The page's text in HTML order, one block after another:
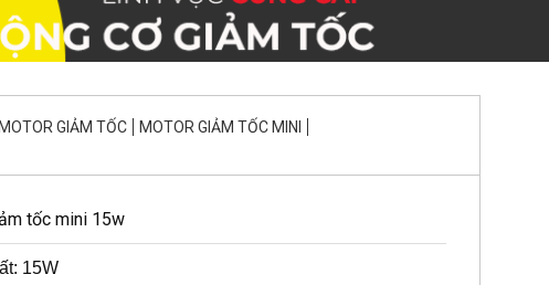
MOTOR GIẢM TỐC
MOTOR GIẢM TỐC MINI
tốc mini 15w
1 Pha 220v, 3 pha 220v/380v
3, 3.6, 5, 7.5, 10, 12.5, 15, 18, 20, 25, 30, 40, 50, 60,